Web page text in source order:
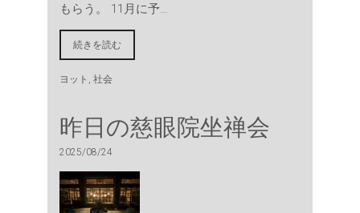
もらう。 11月に予…
続きを読む
ヨット 社会
昨日の慈眼院坐禅会
2025/08/24